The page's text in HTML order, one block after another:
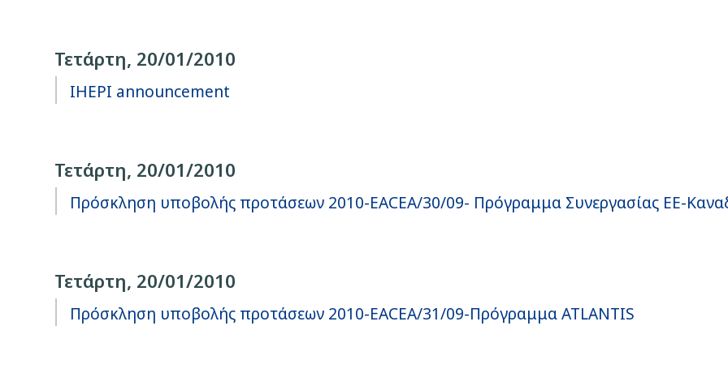
Τετάρτη, 20/01/2010
IHEPI announcement
Τετάρτη, 20/01/2010
Πρόσκληση υποβολής προτάσεων 2010-EACEA/30/09- Πρόγραμμα Συνεργασίας ΕΕ-
Τετάρτη, 20/01/2010
Πρόσκληση υποβολής προτάσεων 2010-EACEA/31/09-Πρόγραμμα ATLANTIS